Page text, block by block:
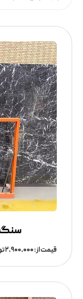
سنگ
قیمت از:۲,۹۰۰,۰۰۰